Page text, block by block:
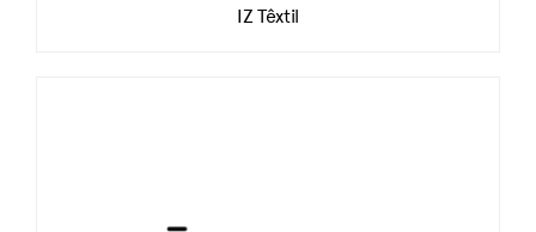
IZ Têxtil